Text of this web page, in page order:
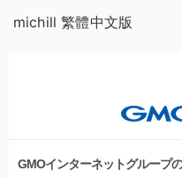
michill 繁體中文版
GMOインターネットグループ